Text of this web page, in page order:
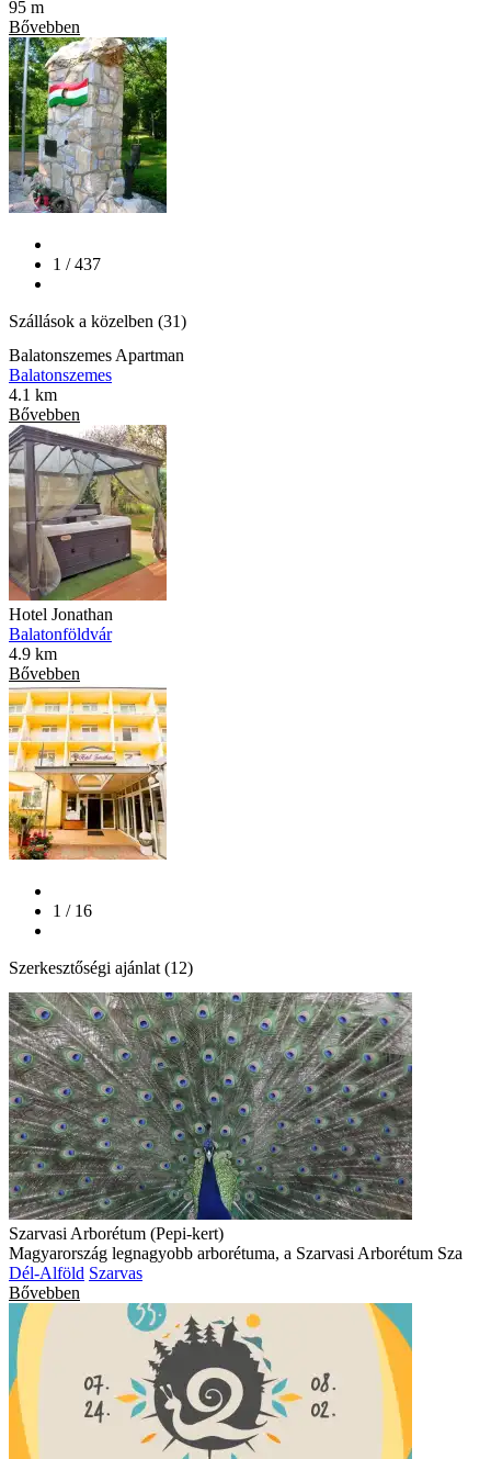
95 m
Bővebben
1 / 437
Szállások a közelben (31)
Balatonszemes Apartman
Balatonszemes
4.1 km
Bővebben
Hotel Jonathan
Balatonföldvár
4.9 km
Bővebben
1 / 16
Szerkesztőségi ajánlat (12)
Szarvasi Arborétum (Pepi-kert)
Magyarország legnagyobb arborétuma, a Szarvasi Arborétum Sza
Dél-Alföld Szarvas
Bővebben